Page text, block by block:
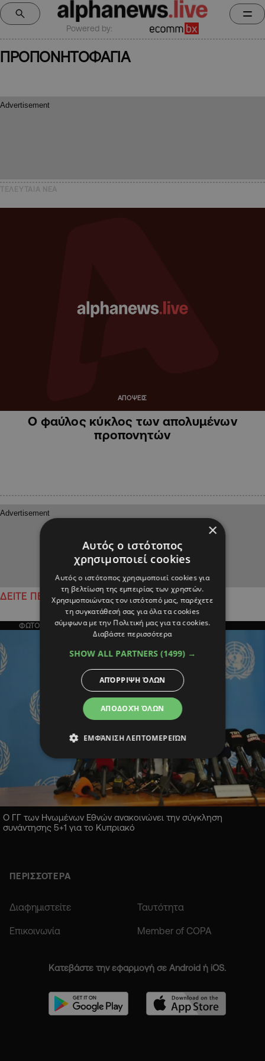
Powered by:
ΠΡΟΠΟΝΗΤΟΦΑΓΙΑ
ΑΠΟΨΕΙΣ
Ο φαύλος κύκλος των απολυμένων
προπονητών
ΔΕΙΤΕ ΠΕΡΙΣΣΟΤΕΡΑ
ΦΩΤΟΓΡΑΦΙΑ ΤΗΣ ΗΜΕΡΑΣ
Ο ΓΓ των Ηνωμένων Εθνών ανακοινώνει την σύγκληση
συνάντησης 5+1 για το Κυπριακό
ΠΕΡΙΣΣΟΤΕΡΑ
Διαφημιστείτε Ταυτότητα
Επικοινωνία Member of COPA
Κατεβάστε την εφαρμογή σε Android ή iOS.
×
Αυτός ο ιστότοπος
χρησιμοποιεί cookies
Αυτός ο ιστότοπος χρησιμοποιεί cookies για
τη βελτίωση της εμπειρίας των χρηστών.
Χρησιμοποιώντας τον ιστότοπό μας, παρέχετε
τη συγκατάθεσή σας για όλα τα cookies
σύμφωνα με την Πολιτική μας για τα cookies.
Διαβάστε περισσότερα
SHOW ALL PARTNERS (1499) →
ΑΠΟΔΟΧΉ ΌΛΩΝ
ΑΠΌΡΡΙΨΗ ΌΛΩΝ
ΕΜΦΆΝΙΣΗ ΛΕΠΤΟΜΕΡΕΙΏΝ